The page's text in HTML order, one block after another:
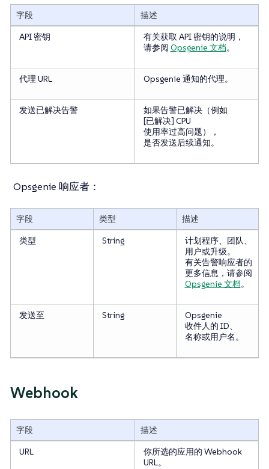
字段
描述
API 密钥
有关获取 API 密钥的说明，
请参阅 Opsgenie 文档。
代理 URL Opsgenie 通知的代理。
发送已解决告警
如果告警已解决（例如
[已解决] CPU
使用率过高问题），
是否发送后续通知。
Opsgenie 响应者：
字段 类型
描述
类型
String
计划程序、团队、
用户或升级。
有关告警响应者的
更多信息，请参阅
Opsgenie 文档。
发送至 String
Opsgenie
收件人的 ID、
名称或用户名。
Webhook
字段
描述
URL
你所选的应用的 Webhook
URL。